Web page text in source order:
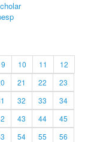
9 10 11
12
21 22
23
32 33
34
43 44
45
54 55
56